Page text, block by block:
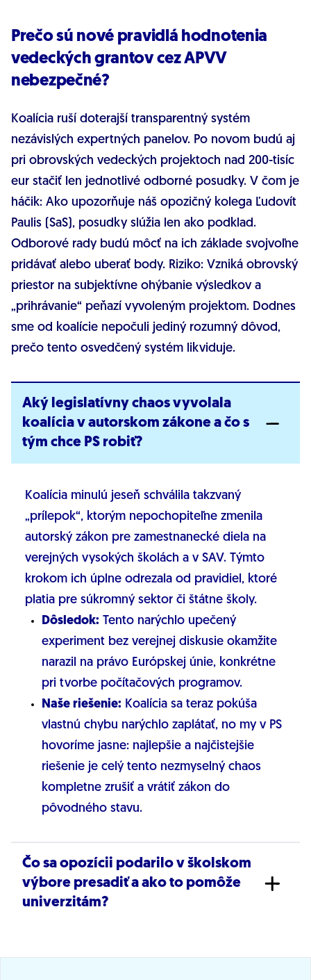
Prečo sú nové pravidlá hodnotenia
vedeckých grantov cez APVV
nebezpečné?
Koalícia ruší doterajší transparentný systém
nezávislých expertných panelov. Po novom budú aj
pri obrovských vedeckých projektoch nad 200-tisíc
eur stačiť len jednotlivé odborné posudky. V čom je
háčik: Ako upozorňuje náš opozičný kolega Ľudovít
Paulis (SaS), posudky slúžia len ako podklad.
Odborové rady budú môcť na ich základe svojvoľne
pridávať alebo uberať body. Riziko: Vzniká obrovský
priestor na subjektívne ohýbanie výsledkov a
„prihrávanie“ peňazí vyvoleným projektom. Dodnes
sme od koalície nepočuli jediný rozumný dôvod,
prečo tento osvedčený systém likviduje.
Aký legislatívny chaos vyvolala
koalícia v autorskom zákone a čo s
tým chce PS robiť?
Koalícia minulú jeseň schválila takzvaný
„prílepok“, ktorým nepochopiteľne zmenila
autorský zákon pre zamestnanecké diela na
verejných vysokých školách a v SAV. Týmto
krokom ich úplne odrezala od pravidiel, ktoré
platia pre súkromný sektor či štátne školy.
Dôsledok: Tento narýchlo upečený
experiment bez verejnej diskusie okamžite
narazil na právo Európskej únie, konkrétne
pri tvorbe počítačových programov.
Naše riešenie: Koalícia sa teraz pokúša
vlastnú chybu narýchlo zaplátať, no my v PS
hovoríme jasne: najlepšie a najčistejšie
riešenie je celý tento nezmyselný chaos
kompletne zrušiť a vrátiť zákon do
pôvodného stavu.
Čo sa opozícii podarilo v školskom
výbore presadiť a ako to pomôže
univerzitám?
Naša líderka pre školstvo Tina Gažovičová